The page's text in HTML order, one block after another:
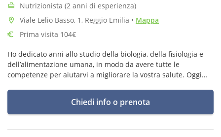
Nutrizionista (2 anni di esperienza)
Viale Lelio Basso, 1, Reggio Emilia • Mappa
Prima visita 104€
Ho dedicato anni allo studio della biologia, della fisiologia e
dell’alimentazione umana, in modo da avere tutte le
competenze per aiutarvi a migliorare la vostra salute. Oggi
Chiedi info o prenota